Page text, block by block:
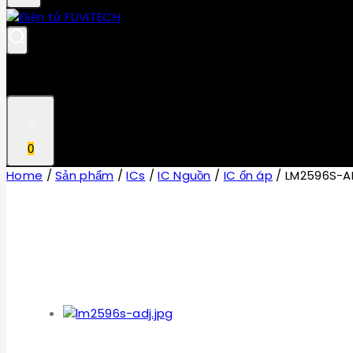
0
Home / Sản phẩm / ICs / IC Nguồn / IC ổn áp / LM2596S-